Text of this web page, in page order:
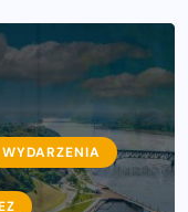
WYDARZENIA
WYDARZENIA